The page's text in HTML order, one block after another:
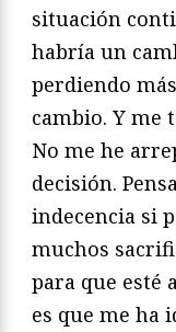
situación
habría un
perdiendo
cambio. Y me
No me he
decisión.
indecencia si
muchos
para que esté
es que me ha